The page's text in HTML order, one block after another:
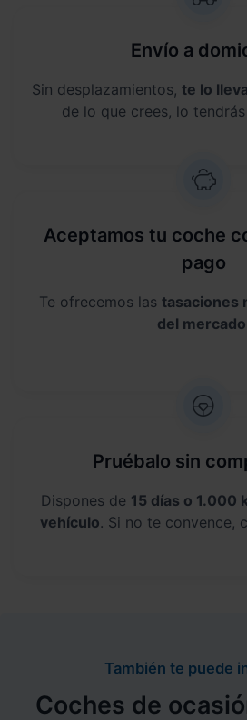
Envío a
Sin desplazamientos, te lo
de lo que crees, lo
Aceptamos tu coche
pago
Te ofrecemos las tasaciones
del mercado
Pruébalo sin
Dispones de 15 días o 1.000
vehículo. Si no te convence,
También te puede
Coches de